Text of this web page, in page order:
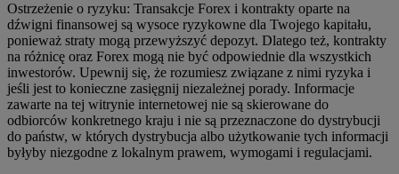
Ostrzeżenie o ryzyku: Transakcje Forex i kontrakty oparte na
dźwigni finansowej są wysoce ryzykowne dla Twojego kapitału,
ponieważ straty mogą przewyższyć depozyt. Dlatego też, kontrakty
na różnicę oraz Forex mogą nie być odpowiednie dla wszystkich
inwestorów. Upewnij się, że rozumiesz związane z nimi ryzyka i
jeśli jest to konieczne zasięgnij niezależnej porady. Informacje
zawarte na tej witrynie internetowej nie są skierowane do
odbiorców konkretnego kraju i nie są przeznaczone do dystrybucji
do państw, w których dystrybucja albo użytkowanie tych informacji
byłyby niezgodne z lokalnym prawem, wymogami i regulacjami.